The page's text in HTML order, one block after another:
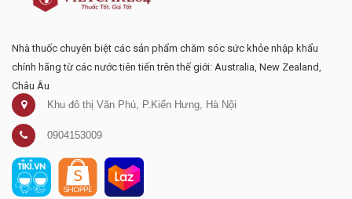
Nhà thuốc chuyên biệt các sản phẩm chăm sóc sức khỏe nhập khẩu
chính hãng từ các nước tiên tiến trên thế giới: Australia, New Zealand,
Châu Âu
Khu đô thị Văn Phú, P.Kiến Hưng, Hà Nội
0904153009